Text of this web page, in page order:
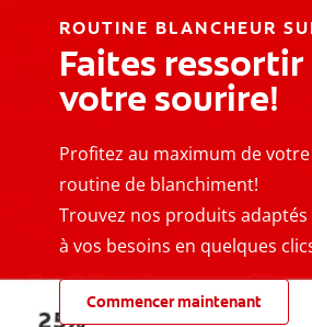
ROUTINE BLANCHEUR
Faites
votre sourire!
Profitez au maximum de votre
routine de blanchiment!
Trouvez nos produits adaptés
à vos besoins en quelques
Commencer maintenant